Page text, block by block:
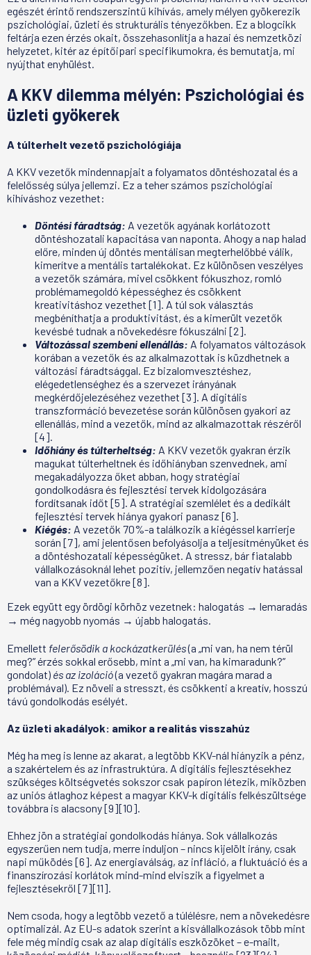
egészét érintő rendszerszintű kihívás, amely mélyen gyökerezik
pszichológiai, üzleti és strukturális tényezőkben. Ez a blogcikk
feltárja ezen érzés okait, összehasonlítja a hazai és nemzetközi
helyzetet, kitér az építőipari specifikumokra, és bemutatja, mi
nyújthat enyhülést.
A KKV dilemma mélyén: Pszichológiai és
üzleti gyökerek
A túlterhelt vezető pszichológiája
A KKV vezetők mindennapjait a folyamatos döntéshozatal és a
felelősség súlya jellemzi. Ez a teher számos pszichológiai
kihíváshoz vezethet:
Döntési fáradtság: A vezetők agyának korlátozott
döntéshozatali kapacitása van naponta. Ahogy a nap halad
előre, minden új döntés mentálisan megterhelőbbé válik,
kimerítve a mentális tartalékokat. Ez különösen veszélyes
a vezetők számára, mivel csökkent fókuszhoz, romló
problémamegoldó képességhez és csökkent
kreativitáshoz vezethet [1]. A túl sok választás
megbéníthatja a produktivitást, és a kimerült vezetők
kevésbé tudnak a növekedésre fókuszálni [2].
Változással szembeni ellenállás: A folyamatos változások
korában a vezetők és az alkalmazottak is küzdhetnek a
változási fáradtsággal. Ez bizalomvesztéshez,
elégedetlenséghez és a szervezet irányának
megkérdőjelezéséhez vezethet [3]. A digitális
transzformáció bevezetése során különösen gyakori az
ellenállás, mind a vezetők, mind az alkalmazottak részéről
[4].
Időhiány és túlterheltség: A KKV vezetők gyakran érzik
magukat túlterheltnek és időhiányban szenvednek, ami
megakadályozza őket abban, hogy stratégiai
gondolkodásra és fejlesztési tervek kidolgozására
fordítsanak időt [5]. A stratégiai szemlélet és a dedikált
fejlesztési tervek hiánya gyakori panasz [6].
Kiégés: A vezetők 70%-a találkozik a kiégéssel karrierje
során [7], ami jelentősen befolyásolja a teljesítményüket és
a döntéshozatali képességüket. A stressz, bár fiatalabb
vállalkozásoknál lehet pozitív, jellemzően negatív hatással
van a KKV vezetőkre [8].
Ezek együtt egy ördögi körhöz vezetnek: halogatás → lemaradás
→ még nagyobb nyomás → újabb halogatás.
Emellett felerősödik a kockázatkerülés(a „mi van, ha nem térül
meg?” érzés sokkal erősebb, mint a „mi van, ha kimaradunk?”
gondolat) és az izoláció(a vezető gyakran magára marad a
problémával). Ez növeli a stresszt, és csökkenti a kreatív, hosszú
távú gondolkodás esélyét.
Az üzleti akadályok: amikor a realitás visszahúz
Még ha meg is lenne az akarat, a legtöbb KKV-nál hiányzik a pénz,
a szakértelem és az infrastruktúra. A digitális fejlesztésekhez
szükséges költségvetés sokszor csak papíron létezik, miközben
az uniós átlaghoz képest a magyar KKV-k digitális felkészültsége
továbbra is alacsony [9][10].
Ehhez jön a stratégiai gondolkodás hiánya. Sok vállalkozás
egyszerűen nem tudja, merre induljon – nincs kijelölt irány, csak
napi működés [6]. Az energiaválság, az infláció, a fluktuáció és a
finanszírozási korlátok mind-mind elviszik a figyelmet a
fejlesztésekről [7][11].
Nem csoda, hogy a legtöbb vezető a túlélésre, nem a növekedésre
optimalizál. Az EU-s adatok szerint a kisvállalkozások több mint
fele még mindig csak az alap digitális eszközöket – e-mailt,